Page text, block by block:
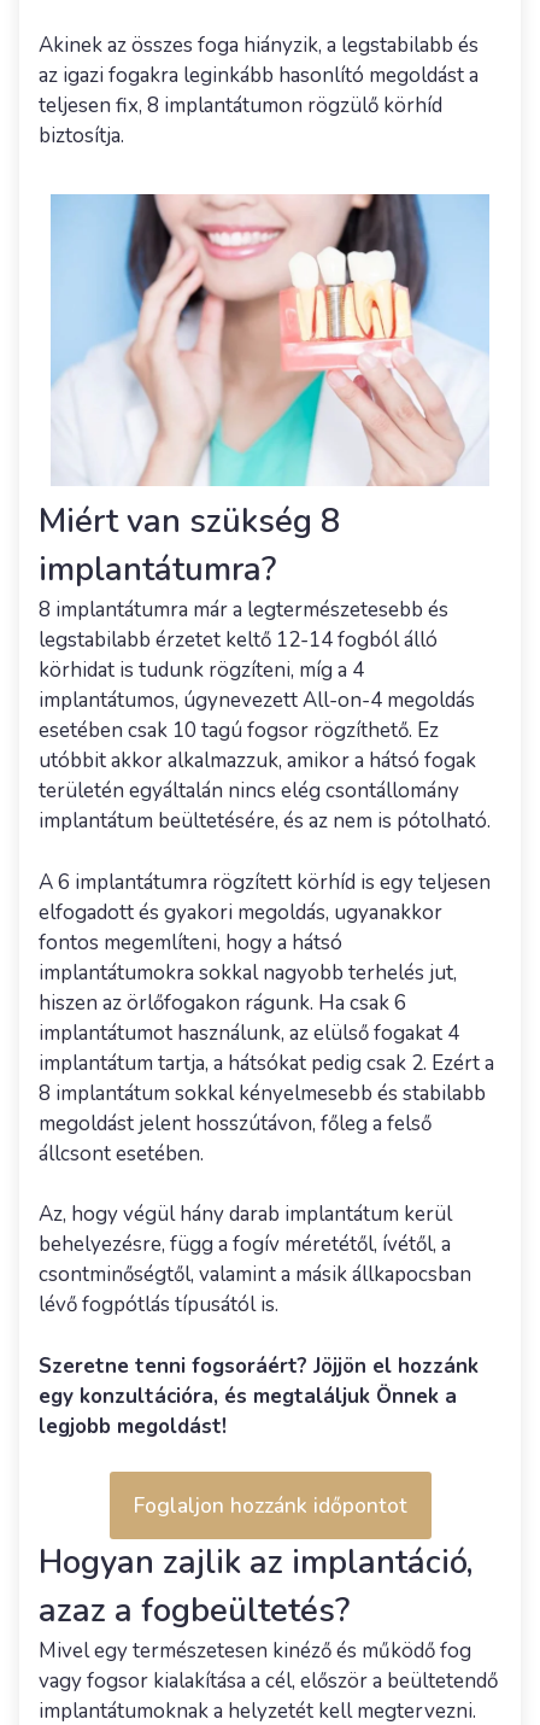
Akinek az összes foga hiányzik, a legstabilabb és
az igazi fogakra leginkább hasonlító megoldást a
teljesen fix, 8 implantátumon rögzülő körhíd
biztosítja.
Miért van szükség 8
implantátumra?
8 implantátumra már a legtermészetesebb és
legstabilabb érzetet keltő 12-14 fogból álló
körhidat is tudunk rögzíteni, míg a 4
implantátumos, úgynevezett All-on-4 megoldás
esetében csak 10 tagú fogsor rögzíthető. Ez
utóbbit akkor alkalmazzuk, amikor a hátsó fogak
területén egyáltalán nincs elég csontállomány
implantátum beültetésére, és az nem is pótolható.
A 6 implantátumra rögzített körhíd is egy teljesen
elfogadott és gyakori megoldás, ugyanakkor
fontos megemlíteni, hogy a hátsó
implantátumokra sokkal nagyobb terhelés jut,
hiszen az örlőfogakon rágunk. Ha csak 6
implantátumot használunk, az elülső fogakat 4
implantátum tartja, a hátsókat pedig csak 2. Ezért a
8 implantátum sokkal kényelmesebb és stabilabb
megoldást jelent hosszútávon, főleg a felső
állcsont esetében.
Az, hogy végül hány darab implantátum kerül
behelyezésre, függ a fogív méretétől, ívétől, a
csontminőségtől, valamint a másik állkapocsban
lévő fogpótlás típusától is.
Szeretne tenni fogsoráért? Jöjjön el hozzánk
egy konzultációra, és megtaláljuk Önnek a
legjobb megoldást!
Foglaljon hozzánk időpontot
Hogyan zajlik az implantáció,
azaz a fogbeültetés?
Mivel egy természetesen kinéző és működő fog
vagy fogsor kialakítása a cél, először a beültetendő
implantátumoknak a helyzetét kell megtervezni.